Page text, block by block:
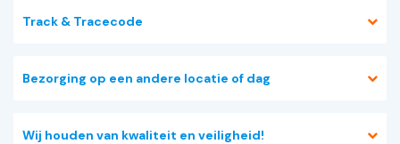
Track & Tracecode
Bezorging op een andere locatie of dag
Wij houden van kwaliteit en veiligheid!